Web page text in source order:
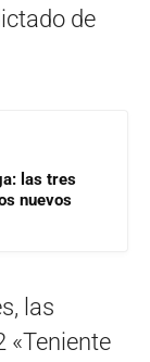
de
las tres
nuevos
las
«Teniente